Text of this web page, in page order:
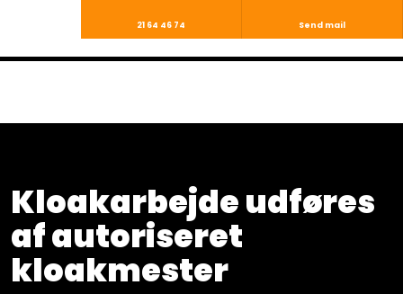
21 64 46 74 Send mail
Kloakarbejde udføres
af autoriseret
kloakmester